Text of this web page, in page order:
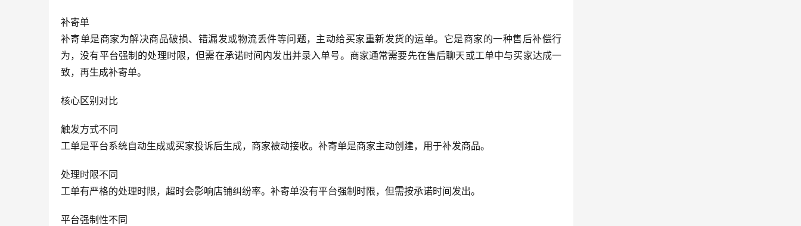
补寄单
补寄单是商家为解决商品破损、错漏发或物流丢件等问题，主动给买家重新发货的运单。它是商家的一种售后补偿行
为，没有平台强制的处理时限，但需在承诺时间内发出并录入单号。商家通常需要先在售后聊天或工单中与买家达成一
致，再生成补寄单。
核心区别对比
触发方式不同
工单是平台系统自动生成或买家投诉后生成，商家被动接收。补寄单是商家主动创建，用于补发商品。
处理时限不同
工单有严格的处理时限，超时会影响店铺纠纷率。补寄单没有平台强制时限，但需按承诺时间发出。
平台强制性不同